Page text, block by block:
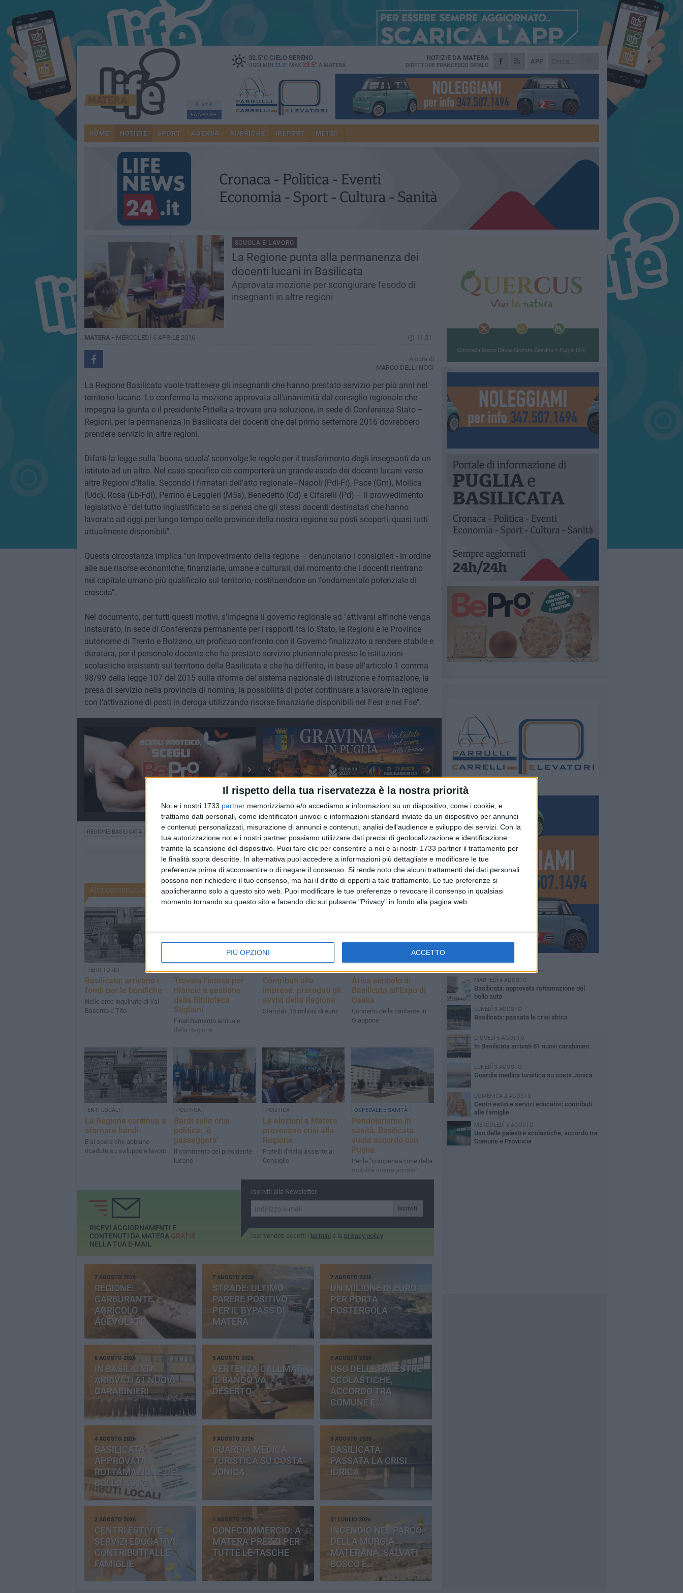
Il rispetto della tua riservatezza è la nostra priorità
Noi e i nostri 1733 partner memorizziamo e/o accediamo a informazioni su un dispositivo, come i cookie, e
trattiamo dati personali, come identificatori univoci e informazioni standard inviate da un dispositivo per annunci
e contenuti personalizzati, misurazione di annunci e contenuti, analisi dell'audience e sviluppo dei servizi. Con la
tua autorizzazione noi e i nostri partner possiamo utilizzare dati precisi di geolocalizzazione e identificazione
tramite la scansione del dispositivo. Puoi fare clic per consentire a noi e ai nostri 1733 partner il trattamento per
le finalità sopra descritte. In alternativa puoi accedere a informazioni più dettagliate e modificare le tue
preferenze prima di acconsentire o di negare il consenso. Si rende noto che alcuni trattamenti dei dati personali
possono non richiedere il tuo consenso, ma hai il diritto di opporti a tale trattamento. Le tue preferenze si
applicheranno solo a questo sito web. Puoi modificare le tue preferenze o revocare il consenso in qualsiasi
momento tornando su questo sito e facendo clic sul pulsante "Privacy" in fondo alla pagina web.
PIÙ OPZIONI ACCETTO
7.517
FANPAGE
32.5°CCIELO SERENO
OGGI MIN 23.5° MAX 33.5° A MATERA
APP
NOTIZIE DA MATERA
DIRETTORE FRANCESCO DIPALO
HOME NOTIZIE SPORT AGENDA RUBRICHE IREPORT METEO
SCUOLA E LAVORO
La Regione punta alla permanenza dei
docenti lucani in Basilicata
Approvata mozione per scongiurare l'esodo di
insegnanti in altre regioni
MATERA - MERCOLEDÌ 6 APRILE 2016 11.31
A cura di
MARCO DELLI NOCI
La Regione Basilicata vuole trattenere gli insegnanti che hanno prestato servizio per più anni nel
territorio lucano. Lo conferma la mozione approvata all'unanimità dal consiglio regionale che
impegna la giunta e il presidente Pittella a trovare una soluzione, in sede di Conferenza Stato –
Regioni, per la permanenza in Basilicata dei docenti che dal primo settembre 2016 dovrebbero
prendere servizio in altre regioni.
Difatti la legge sulla 'buona scuola' sconvolge le regole per il trasferimento degli insegnanti da un
istituto ad un altro. Nel caso specifico ciò comporterà un grande esodo dei docenti lucani verso
altre Regioni d'Italia. Secondo i firmatari dell'atto regionale - Napoli (Pdl-Fi), Pace (Gm), Mollica
(Udc), Rosa (Lb-Fdi), Perrino e Leggieri (M5s), Benedetto (Cd) e Cifarelli (Pd) – il provvedimento
legislativo è "del tutto ingiustificato se si pensa che gli stessi docenti destinatari che hanno
lavorato ad oggi per lungo tempo nelle province della nostra regione su posti scoperti, quasi tutti
attualmente disponibili".
Questa circostanza implica "un impoverimento della regione – denunciano i consiglieri - in ordine
alle sue risorse economiche, finanziarie, umane e culturali, dal momento che i docenti rientrano
nel capitale umano più qualificato sul territorio, costituendone un fondamentale potenziale di
crescita".
Nel documento, per tutti questi motivi, s'impegna il governo regionale ad "attivarsi affinché venga
instaurato, in sede di Conferenza permanente per i rapporti tra lo Stato, le Regioni e le Province
autonome di Trento e Bolzano, un proficuo confronto con il Governo finalizzato a rendere stabile e
duratura, per il personale docente che ha prestato servizio pluriennale presso le istituzioni
scolastiche insistenti sul territorio della Basilicata e che ha differito, in base all'articolo 1 comma
98/99 della legge 107 del 2015 sulla riforma del sistema nazionale di istruzione e formazione, la
presa di servizio nella provincia di nomina, la possibilità di poter continuare a lavorare in regione
con l'attivazione di posti in deroga utilizzando risorse finanziarie disponibili nel Fesr e nel Fse".
REGIONE BASILICATA LA BUONA SCUOLA INSEGNANTI
Altri contenuti a tema
TERRITORIO
Basilicata: arrivano i
fondi per le bonifiche
Nelle aree inquinate di Val
Basento e Tito
ENTI LOCALI
Trovata l'intesa per
rilancio e gestione
della Biblioteca
Stigliani
Finanziamento annuale
della Regione
TERRITORIO
Contributi alle
imprese: prorogati gli
avvisi della Regione
Stanziati 15 milioni di euro
EVENTI E CULTURA
Arisa simbolo di
Basilicata all'Expo di
Osaka
Concerto della cantante in
Giappone
ENTI LOCALI
La Regione continua a
sfornare bandi
E si spera che abbiano
ricadute su sviluppo e lavoro
POLITICA
Bardi sulla crisi
politica: "è
passeggera"
Il commento del presidente
lucano
POLITICA
Le elezioni a Matera
provocano crisi alla
Regione
Fratelli d'Italia assente al
Consiglio
OSPEDALE E SANITÀ
Pendolarismo in
sanità, Basilicata
vuole accordo con
Puglia
Per la "compensazione della
mobilità interregionale"
Iscriviti alla Newsletter
Iscriviti
Iscrivendoti accetti i termini e la privacy policy
RICEVI AGGIORNAMENTI E
CONTENUTI DA MATERA GRATIS
NELLA TUA E-MAIL
7 AGOSTO 2026
REGIONE:
CARBURANTE
AGRICOLO
AGEVOLATO
7 AGOSTO 2026
STRADE: ULTIMO
PARERE POSITIVO
PER IL BYPASS DI
MATERA
7 AGOSTO 2026
UN MILIONE DI EURO
PER PORTA
POSTERGOLA
6 AGOSTO 2026
IN BASILICATA
ARRIVATI 61 NUOVI
CARABINIERI
5 AGOSTO 2026
VERTENZA CALLMAT,
IL BANDO VA
DESERTO
5 AGOSTO 2026
USO DELLE PALESTRE
SCOLASTICHE,
ACCORDO TRA
COMUNE E
PROVINCIA
4 AGOSTO 2026
BASILICATA:
APPROVATA
ROTTAMAZIONE DEL
BOLLO AUTO
3 AGOSTO 2026
GUARDIA MEDICA
TURISTICA SU COSTA
JONICA
3 AGOSTO 2026
BASILICATA:
PASSATA LA CRISI
IDRICA
2 AGOSTO 2026
CENTRI ESTIVI E
SERVIZI EDUCATIVI:
CONTRIBUTI ALLE
FAMIGLIE
1 AGOSTO 2026
CONFCOMMERCIO: A
MATERA PREZZI PER
TUTTE LE TASCHE
31 LUGLIO 2026
INCENDIO NEL PARCO
DELLA MURGIA
MATERANA, SALVATI
BOSCO E
CEMENTERIA
PIÙ LETTI QUESTA SETTIMANA
MARTEDÌ 4 AGOSTO
Basilicata: approvata rottamazione del
bollo auto
LUNEDÌ 3 AGOSTO
Basilicata: passata la crisi idrica
GIOVEDÌ 6 AGOSTO
In Basilicata arrivati 61 nuovi carabinieri
LUNEDÌ 3 AGOSTO
Guardia medica turistica su costa Jonica
DOMENICA 2 AGOSTO
Centri estivi e servizi educativi: contributi
alle famiglie
MERCOLEDÌ 5 AGOSTO
Uso delle palestre scolastiche, accordo tra
Comune e Provincia